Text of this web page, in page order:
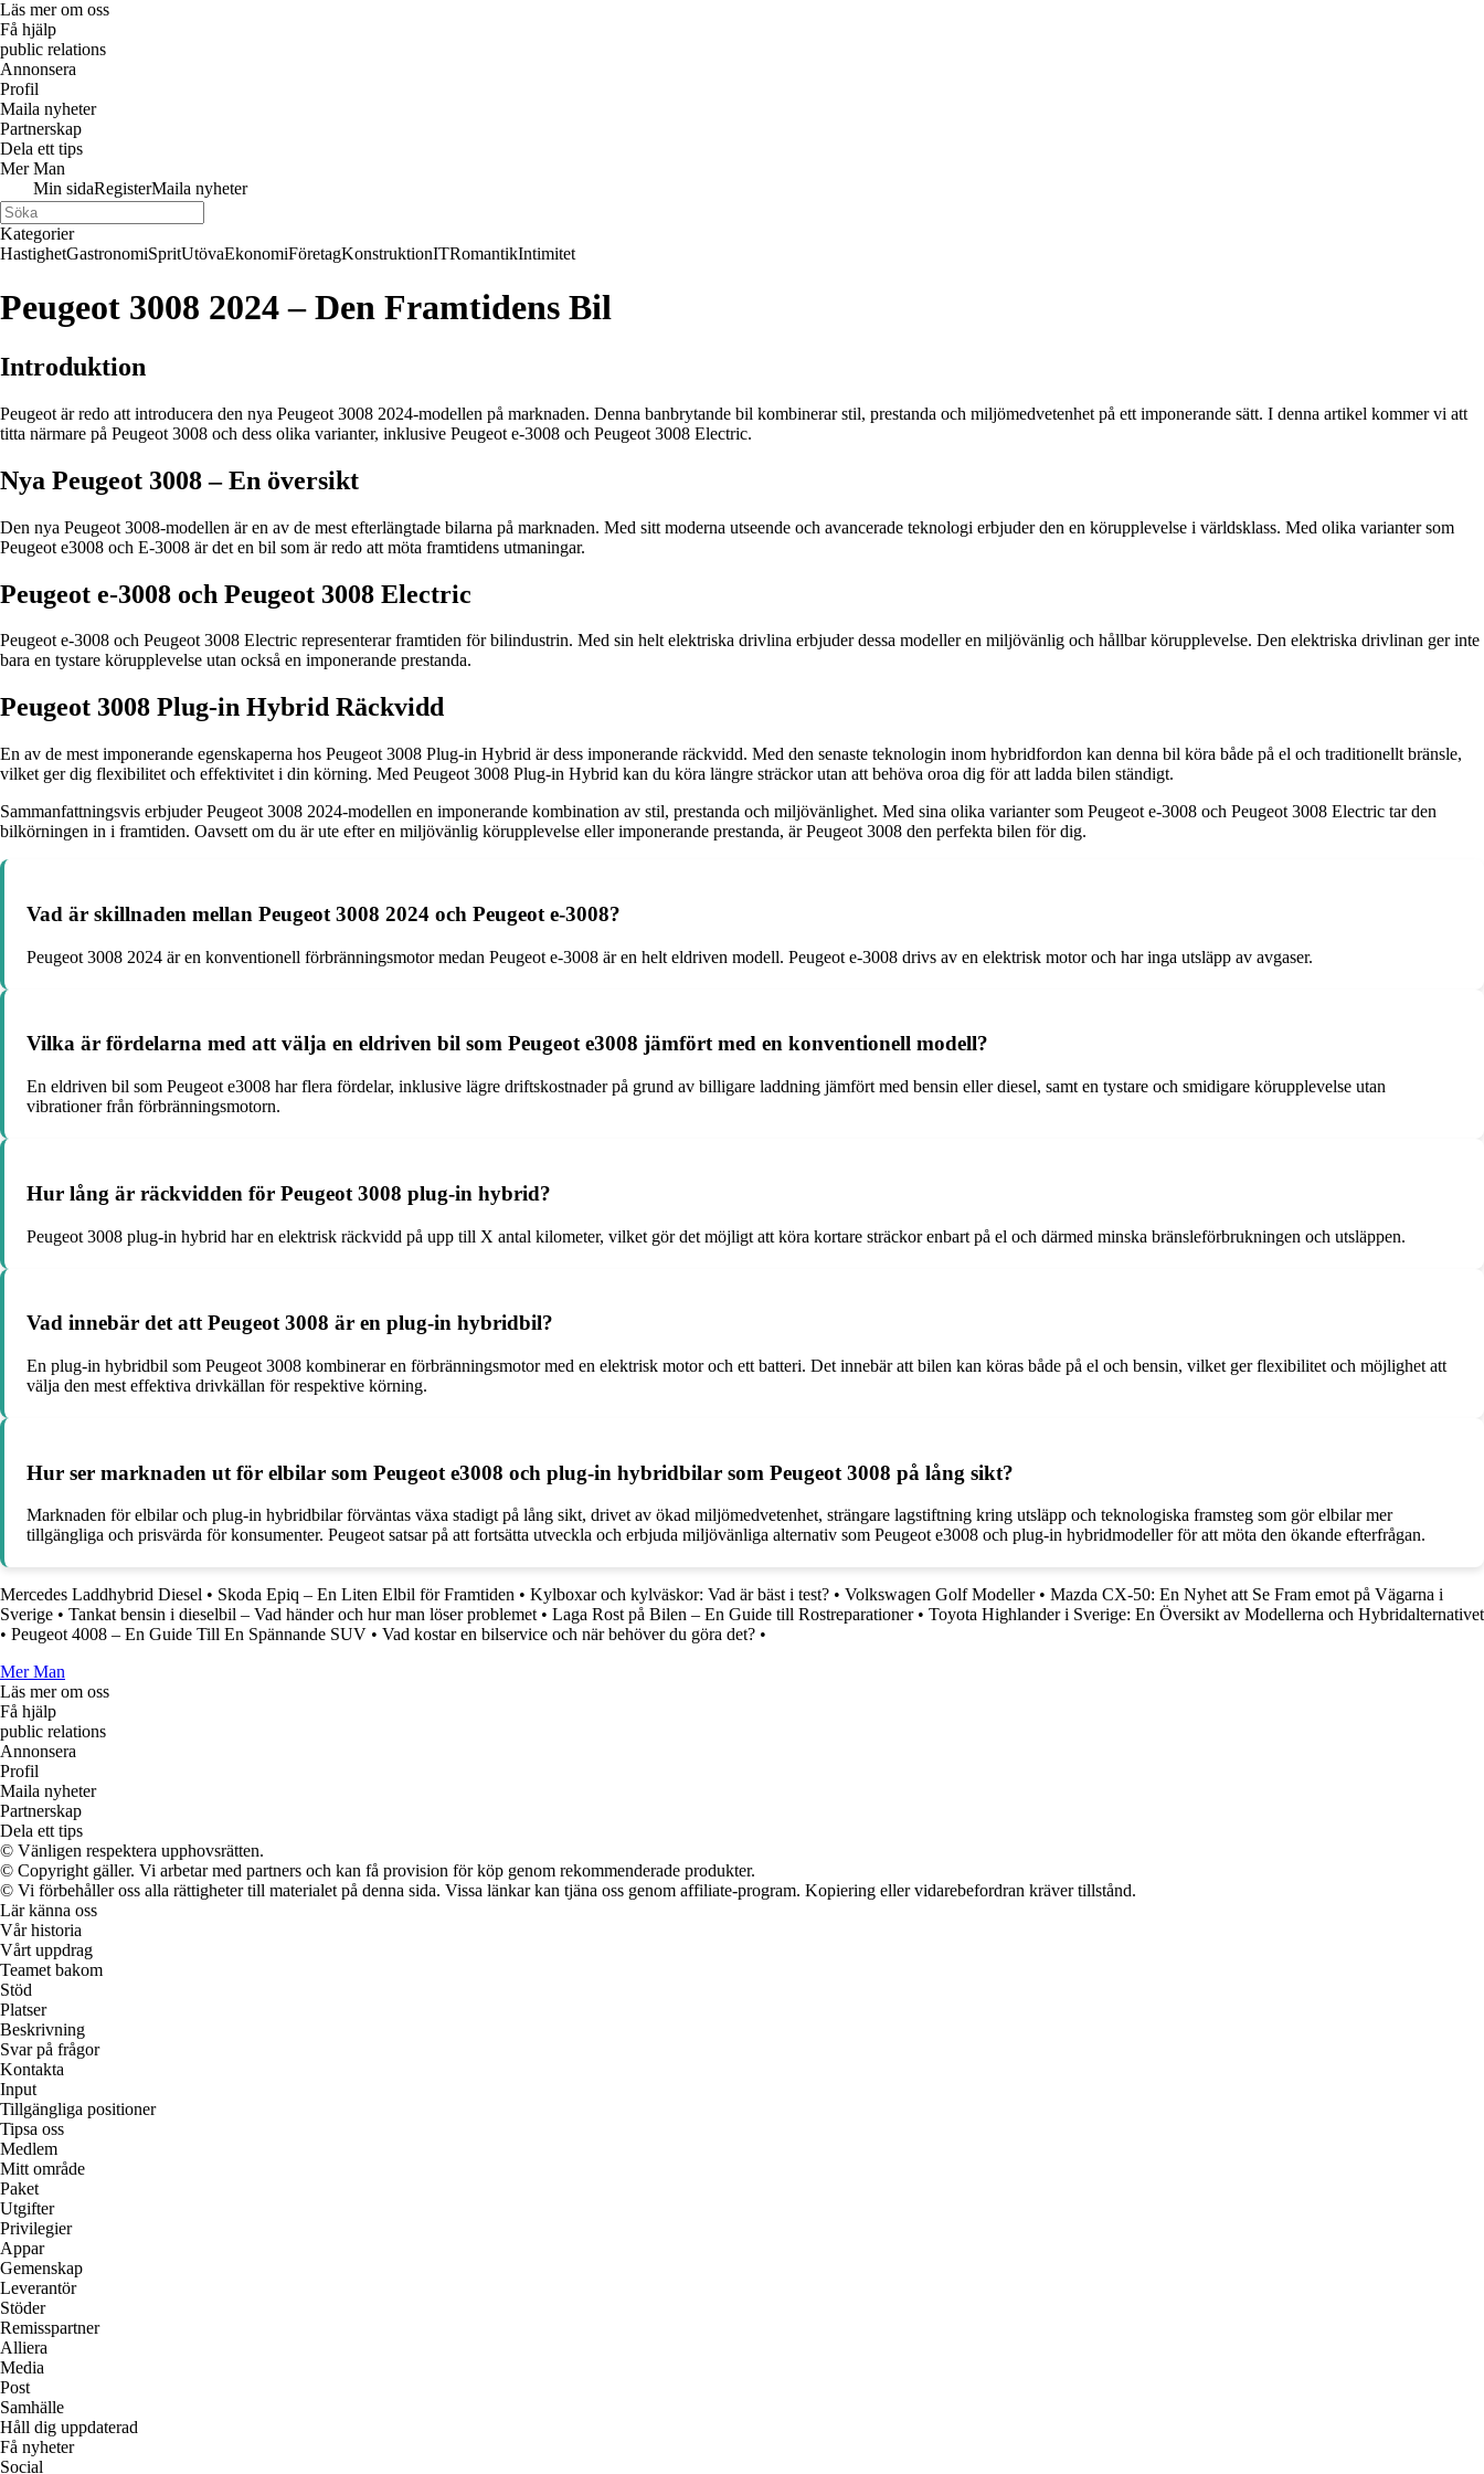
Läs mer om oss
Få hjälp
public relations
Annonsera
Profil
Maila nyheter
Partnerskap
Dela ett tips
Mer Man
Min sidaRegisterMaila nyheter
Kategorier
HastighetGastronomiSpritUtövaEkonomiFöretagKonstruktionITRomantikIntimitet
Peugeot 3008 2024 – Den Framtidens Bil
Introduktion
Peugeot är redo att introducera den nya Peugeot 3008 2024-modellen på marknaden. Denna banbrytande bil kombinerar stil, prestanda och miljömedvetenhet på ett imponerande sätt. I denna artikel kommer vi att
titta närmare på Peugeot 3008 och dess olika varianter, inklusive Peugeot e-3008 och Peugeot 3008 Electric.
Nya Peugeot 3008 – En översikt
Den nya Peugeot 3008-modellen är en av de mest efterlängtade bilarna på marknaden. Med sitt moderna utseende och avancerade teknologi erbjuder den en körupplevelse i världsklass. Med olika varianter som
Peugeot e3008 och E-3008 är det en bil som är redo att möta framtidens utmaningar.
Peugeot e-3008 och Peugeot 3008 Electric
Peugeot e-3008 och Peugeot 3008 Electric representerar framtiden för bilindustrin. Med sin helt elektriska drivlina erbjuder dessa modeller en miljövänlig och hållbar körupplevelse. Den elektriska drivlinan ger inte
bara en tystare körupplevelse utan också en imponerande prestanda.
Peugeot 3008 Plug-in Hybrid Räckvidd
En av de mest imponerande egenskaperna hos Peugeot 3008 Plug-in Hybrid är dess imponerande räckvidd. Med den senaste teknologin inom hybridfordon kan denna bil köra både på el och traditionellt bränsle,
vilket ger dig flexibilitet och effektivitet i din körning. Med Peugeot 3008 Plug-in Hybrid kan du köra längre sträckor utan att behöva oroa dig för att ladda bilen ständigt.
Sammanfattningsvis erbjuder Peugeot 3008 2024-modellen en imponerande kombination av stil, prestanda och miljövänlighet. Med sina olika varianter som Peugeot e-3008 och Peugeot 3008 Electric tar den
bilkörningen in i framtiden. Oavsett om du är ute efter en miljövänlig körupplevelse eller imponerande prestanda, är Peugeot 3008 den perfekta bilen för dig.
Vad är skillnaden mellan Peugeot 3008 2024 och Peugeot e-3008?
Peugeot 3008 2024 är en konventionell förbränningsmotor medan Peugeot e-3008 är en helt eldriven modell. Peugeot e-3008 drivs av en elektrisk motor och har inga utsläpp av avgaser.
Vilka är fördelarna med att välja en eldriven bil som Peugeot e3008 jämfört med en konventionell modell?
En eldriven bil som Peugeot e3008 har flera fördelar, inklusive lägre driftskostnader på grund av billigare laddning jämfört med bensin eller diesel, samt en tystare och smidigare körupplevelse utan
vibrationer från förbränningsmotorn.
Hur lång är räckvidden för Peugeot 3008 plug-in hybrid?
Peugeot 3008 plug-in hybrid har en elektrisk räckvidd på upp till X antal kilometer, vilket gör det möjligt att köra kortare sträckor enbart på el och därmed minska bränsleförbrukningen och utsläppen.
Vad innebär det att Peugeot 3008 är en plug-in hybridbil?
En plug-in hybridbil som Peugeot 3008 kombinerar en förbränningsmotor med en elektrisk motor och ett batteri. Det innebär att bilen kan köras både på el och bensin, vilket ger flexibilitet och möjlighet att
välja den mest effektiva drivkällan för respektive körning.
Hur ser marknaden ut för elbilar som Peugeot e3008 och plug-in hybridbilar som Peugeot 3008 på lång sikt?
Marknaden för elbilar och plug-in hybridbilar förväntas växa stadigt på lång sikt, drivet av ökad miljömedvetenhet, strängare lagstiftning kring utsläpp och teknologiska framsteg som gör elbilar mer
tillgängliga och prisvärda för konsumenter. Peugeot satsar på att fortsätta utveckla och erbjuda miljövänliga alternativ som Peugeot e3008 och plug-in hybridmodeller för att möta den ökande efterfrågan.
Mercedes Laddhybrid Diesel • Skoda Epiq – En Liten Elbil för Framtiden • Kylboxar och kylväskor: Vad är bäst i test? • Volkswagen Golf Modeller• Mazda CX-50: En Nyhet att Se Fram emot på Vägarna i
Sverige • Tankat bensin i dieselbil – Vad händer och hur man löser problemet• Laga Rost på Bilen – En Guide till Rostreparationer• Toyota Highlander i Sverige: En Översikt av Modellerna och Hybridalternativet
• Peugeot 4008 – En Guide Till En Spännande SUV • Vad kostar en bilservice och när behöver du göra det? •
Mer Man
Läs mer om oss
Få hjälp
public relations
Annonsera
Profil
Maila nyheter
Partnerskap
Dela ett tips
© Vänligen respektera upphovsrätten.
© Copyright gäller. Vi arbetar med partners och kan få provision för köp genom rekommenderade produkter.
© Vi förbehåller oss alla rättigheter till materialet på denna sida. Vissa länkar kan tjäna oss genom affiliate-program. Kopiering eller vidarebefordran kräver tillstånd.
Lär känna oss
Vår historia
Vårt uppdrag
Teamet bakom
Stöd
Platser
Beskrivning
Svar på frågor
Kontakta
Input
Tillgängliga positioner
Tipsa oss
Medlem
Mitt område
Paket
Utgifter
Privilegier
Appar
Gemenskap
Leverantör
Stöder
Remisspartner
Alliera
Media
Post
Samhälle
Håll dig uppdaterad
Få nyheter
Social